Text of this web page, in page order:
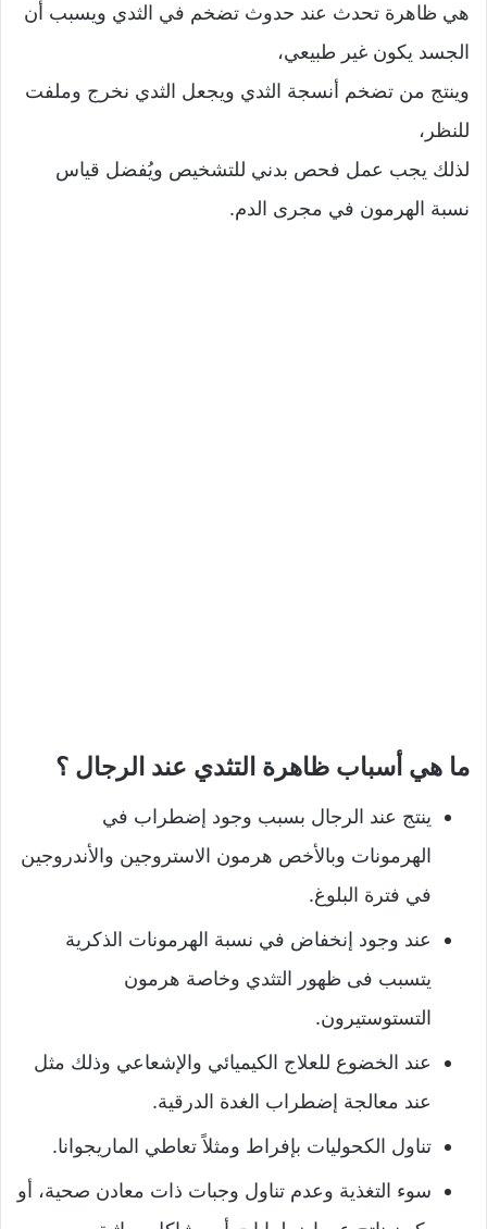
هي ظاهرة تحدث عند حدوث تضخم في الثدي ويسبب أن
الجسد يكون غير طبيعي،
وينتج من تضخم أنسجة الثدي ويجعل الثدي نخرج وملفت
للنظر،
لذلك يجب عمل فحص بدني للتشخيص ويُفضل قياس
نسبة الهرمون في مجرى الدم.
ما هي أسباب ظاهرة التثدي عند الرجال ؟
ينتج عند الرجال بسبب وجود إضطراب في
الهرمونات وبالأخص هرمون الاستروجين والأندروجين
في فترة البلوغ.
عند وجود إنخفاض في نسبة الهرمونات الذكرية
يتسبب فى ظهور التثدي وخاصة هرمون
التستوستيرون.
عند الخضوع للعلاج الكيميائي والإشعاعي وذلك مثل
عند معالجة إضطراب الغدة الدرقية.
تناول الكحوليات بإفراط ومثلاً تعاطي الماريجوانا.
سوء التغذية وعدم تناول وجبات ذات معادن صحية، أو